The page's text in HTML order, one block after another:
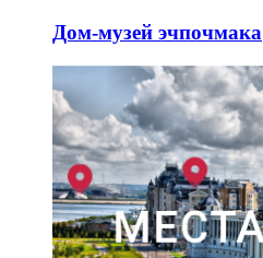
Дом-музей эчпочмака